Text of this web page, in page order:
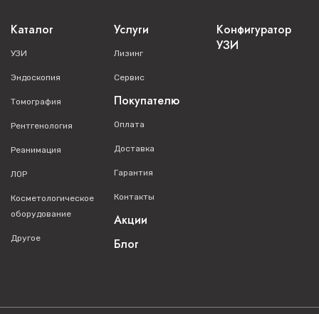
Каталог
УЗИ
Эндоскопия
Томография
Рентгенология
Реанимация
ЛОР
Косметологическое
оборудование
Другое
Услуги
Лизинг
Сервис
Покупателю
Оплата
Доставка
Гарантия
Контакты
Акции
Блог
Конфигуратор
УЗИ